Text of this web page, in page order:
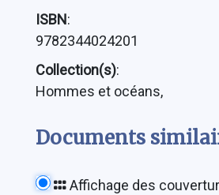
ISBN:
9782344024201
Collection(s):
Hommes et océans,
Documents
Affichage des